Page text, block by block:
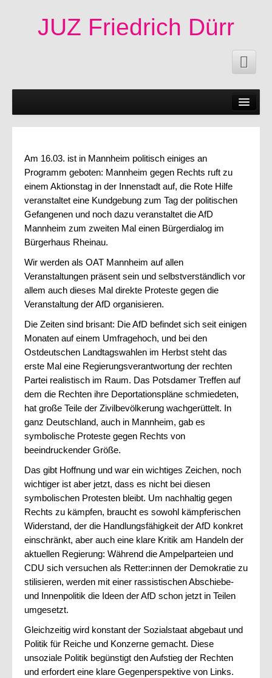
JUZ Friedrich Dürr
50 Jahre JUZ!
Fachschaften|Mitmachen
Angebote
Veröffentlichungen
Infos
Impressum|Kontakt|Datenschutzerklärung
Förderverein
Deutsch
English
Italiano
Am 16.03. ist in Mannheim politisch einiges an
Programm geboten: Mannheim gegen Rechts ruft zu
einem Aktionstag in der Innenstadt auf, die Rote Hilfe
veranstaltet eine Kundgebung zum Tag der politischen
Gefangenen und noch dazu veranstaltet die AfD
Mannheim zum zweiten Mal einen Bürgerdialog im
Bürgerhaus Rheinau.
Wir werden als OAT Mannheim auf allen
Veranstaltungen präsent sein und selbstverständlich vor
allem auch dieses Mal direkte Proteste gegen die
Veranstaltung der AfD organisieren.
Die Zeiten sind brisant: Die AfD befindet sich seit einigen
Monaten auf einem Umfragehoch, und bei den
Ostdeutschen Landtagswahlen im Herbst steht das
erste Mal eine Regierungsverantwortung der rechten
Partei realistisch im Raum. Das Potsdamer Treffen auf
dem die Rechten ihre Deportationspläne schmiedeten,
hat große Teile der Zivilbevölkerung wachgerüttelt. In
ganz Deutschland, auch in Mannheim, gab es
symbolische Proteste gegen Rechts von
beeindruckender Größe.
Das gibt Hoffnung und war ein wichtiges Zeichen, noch
wichtiger ist aber jetzt, dass es nicht bei diesen
symbolischen Protesten bleibt. Um nachhaltig gegen
Rechts zu kämpfen, braucht es sowohl kämpferischen
Widerstand, der die Handlungsfähigkeit der AfD konkret
einschränkt, aber auch eine klare Kritik am Handeln der
aktuellen Regierung: Während die Ampelparteien und
CDU sich versuchen als Retter:innen der Demokratie zu
stilisieren, werden mit einer rassistischen Abschiebe-
und Innenpolitik die Ideen der AfD schon jetzt in Teilen
umgesetzt.
Gleichzeitig wird konstant der Sozialstaat abgebaut und
Politik für Reiche und Konzerne gemacht. Diese
unsoziale Politik begünstigt den Aufstieg der Rechten
und erfordert eine klare Gegenperspektive von Links.